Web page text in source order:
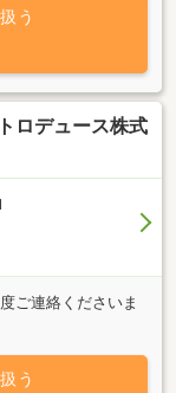
う
ロデュース株式
ご連絡くださいま
う